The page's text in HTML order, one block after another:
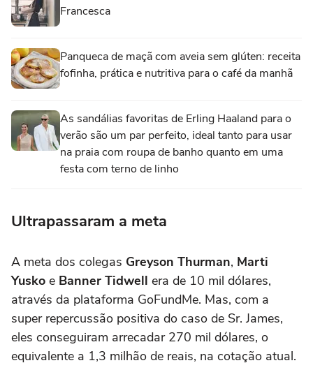
Francesca
Panqueca de maçã com aveia sem glúten: receita
fofinha, prática e nutritiva para o café da manhã
As sandálias favoritas de Erling Haaland para o
verão são um par perfeito, ideal tanto para usar
na praia com roupa de banho quanto em uma
festa com terno de linho
Ultrapassaram a meta
A meta dos colegas Greyson Thurman, Marti
Yusko e Banner Tidwell era de 10 mil dólares,
através da plataforma GoFundMe. Mas, com a
super repercussão positiva do caso de Sr. James,
eles conseguiram arrecadar 270 mil dólares, o
equivalente a 1,3 milhão de reais, na cotação atual.